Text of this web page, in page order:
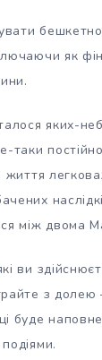
як
яких-
таки
життя
між двома
ви
з долею
буде